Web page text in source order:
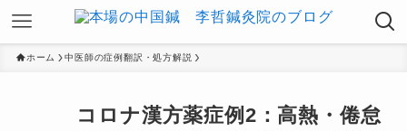
ホーム 中医師の症例翻訳・処方解説
コロナ漢方薬症例2：高熱・倦怠